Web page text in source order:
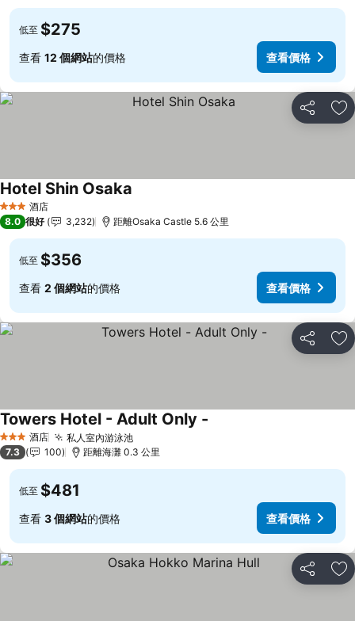
低至 $275
查看 12 個網站的價格 查看價格
分享 放
3 星級 酒店
Hotel Shin Osaka
8.0 很好 3,232 距離Osaka Castle 5.6 公里
低至 $356
查看 2 個網站的價格 查看價格
分享 放
3 星級 酒店 私人室內游泳池
Towers Hotel - Adult Only -
7.3 100 距離海灘 0.3 公里
低至 $481
查看 3 個網站的價格 查看價格
分享 放